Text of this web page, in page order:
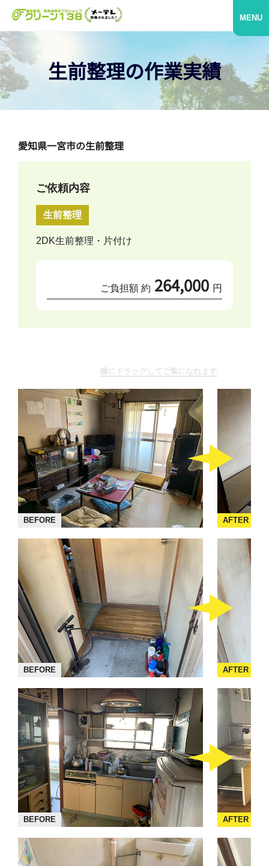
MENU
生前整理の作業実績
愛知県一宮市の生前整理
ご依頼内容
生前整理
2DK生前整理・片付け
ご負担額 約 264,000 円
横にドラッグしてご覧になれます
BEFORE AFTER
BEFORE AFTER
BEFORE AFTER